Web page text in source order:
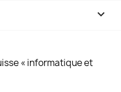
keyboard_arrow_down
« informatique et